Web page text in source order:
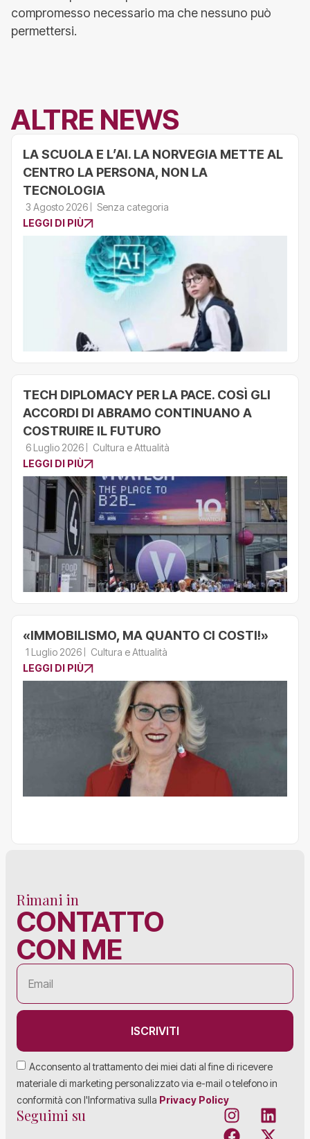
compromesso necessario ma che nessuno può
permettersi.
ALTRE NEWS
LA SCUOLA E L’AI. LA NORVEGIA METTE AL
CENTRO LA PERSONA, NON LA
TECNOLOGIA
3 Agosto 2026
Senza categoria
LEGGI DI PIÙ
TECH DIPLOMACY PER LA PACE. COSÌ GLI
ACCORDI DI ABRAMO CONTINUANO A
COSTRUIRE IL FUTURO
6 Luglio 2026
Cultura e Attualità
LEGGI DI PIÙ
«IMMOBILISMO, MA QUANTO CI COSTI!»
1 Luglio 2026
Cultura e Attualità
LEGGI DI PIÙ
Rimani in
CONTATTO
CON ME
Acconsento al trattamento dei miei dati al fine di ricevere
materiale di marketing personalizzato via e-mail o telefono in
conformità con l'Informativa sulla Privacy Policy
ISCRIVITI
Seguimi su